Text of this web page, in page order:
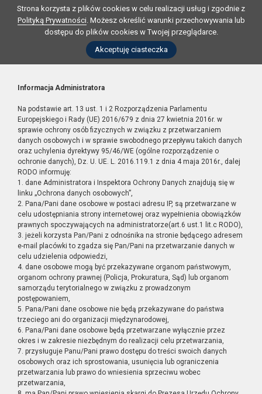
Strona korzysta z plików cookies w celu realizacji usług i zgodnie z
Polityką Prywatności. Możesz określić warunki przechowywania lub
dostępu do plików cookies w Twojej przeglądarce.
Akceptuję ciasteczka
Informacja Administratora
Na podstawie art. 13 ust. 1 i 2 Rozporządzenia Parlamentu
Europejskiego i Rady (UE) 2016/679 z dnia 27 kwietnia 2016r. w
sprawie ochrony osób fizycznych w związku z przetwarzaniem
danych osobowych i w sprawie swobodnego przepływu takich danych
oraz uchylenia dyrektywy 95/46/WE (ogólne rozporządzenie o
ochronie danych), Dz. U. UE. L. 2016.119.1 z dnia 4 maja 2016r., dalej
RODO informuję:
1. dane Administratora i Inspektora Ochrony Danych znajdują się w
linku „Ochrona danych osobowych”,
2. Pana/Pani dane osobowe w postaci adresu IP, są przetwarzane w
celu udostępniania strony internetowej oraz wypełnienia obowiązków
prawnych spoczywających na administratorze(art.6 ust.1 lit.c RODO),
3. jeżeli korzysta Pan/Pani z odnośnika na stronie będącego adresem
e-mail placówki to zgadza się Pan/Pani na przetwarzanie danych w
celu udzielenia odpowiedzi,
4. dane osobowe mogą być przekazywane organom państwowym,
organom ochrony prawnej (Policja, Prokuratura, Sąd) lub organom
samorządu terytorialnego w związku z prowadzonym
postępowaniem,
5. Pana/Pani dane osobowe nie będą przekazywane do państwa
trzeciego ani do organizacji międzynarodowej,
6. Pana/Pani dane osobowe będą przetwarzane wyłącznie przez
okres i w zakresie niezbędnym do realizacji celu przetwarzania,
7. przysługuje Panu/Pani prawo dostępu do treści swoich danych
osobowych oraz ich sprostowania, usunięcia lub ograniczenia
przetwarzania lub prawo do wniesienia sprzeciwu wobec
przetwarzania,